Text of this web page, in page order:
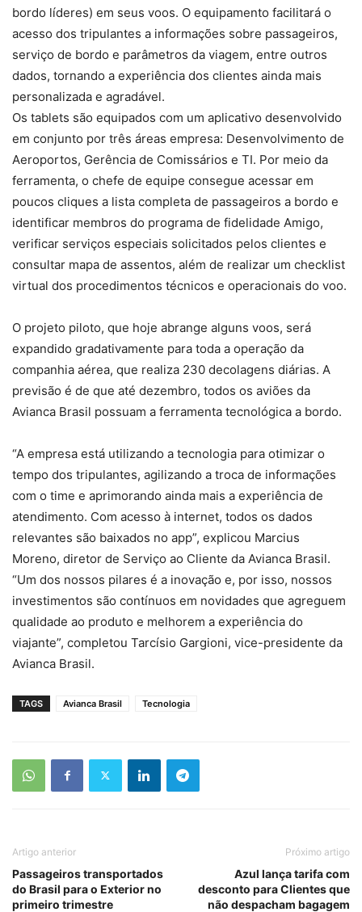
bordo líderes) em seus voos. O equipamento facilitará o
acesso dos tripulantes a informações sobre passageiros,
serviço de bordo e parâmetros da viagem, entre outros
dados, tornando a experiência dos clientes ainda mais
personalizada e agradável.
Os tablets são equipados com um aplicativo desenvolvido
em conjunto por três áreas empresa: Desenvolvimento de
Aeroportos, Gerência de Comissários e TI. Por meio da
ferramenta, o chefe de equipe consegue acessar em
poucos cliques a lista completa de passageiros a bordo e
identificar membros do programa de fidelidade Amigo,
verificar serviços especiais solicitados pelos clientes e
consultar mapa de assentos, além de realizar um checklist
virtual dos procedimentos técnicos e operacionais do voo.
O projeto piloto, que hoje abrange alguns voos, será
expandido gradativamente para toda a operação da
companhia aérea, que realiza 230 decolagens diárias. A
previsão é de que até dezembro, todos os aviões da
Avianca Brasil possuam a ferramenta tecnológica a bordo.
“A empresa está utilizando a tecnologia para otimizar o
tempo dos tripulantes, agilizando a troca de informações
com o time e aprimorando ainda mais a experiência de
atendimento. Com acesso à internet, todos os dados
relevantes são baixados no app”, explicou Marcius
Moreno, diretor de Serviço ao Cliente da Avianca Brasil.
“Um dos nossos pilares é a inovação e, por isso, nossos
investimentos são contínuos em novidades que agreguem
qualidade ao produto e melhorem a experiência do
viajante”, completou Tarcísio Gargioni, vice-presidente da
Avianca Brasil.
TAGS Avianca Brasil Tecnologia
Artigo anterior
Passageiros transportados
do Brasil para o Exterior no
primeiro trimestre
Próximo artigo
Azul lança tarifa com
desconto para Clientes que
não despacham bagagem